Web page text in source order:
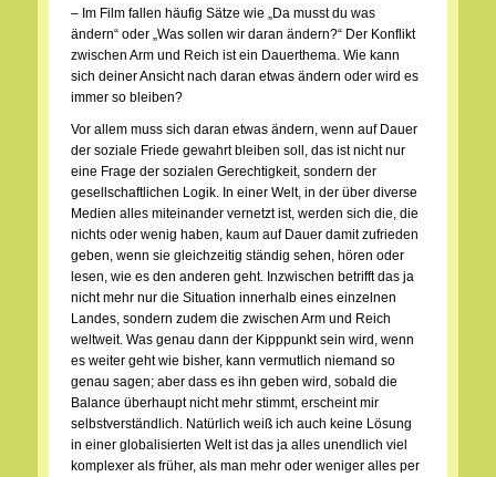
– Im Film fallen häufig Sätze wie „Da musst du was
ändern“ oder „Was sollen wir daran ändern?“ Der Konflikt
zwischen Arm und Reich ist ein Dauerthema. Wie kann
sich deiner Ansicht nach daran etwas ändern oder wird es
immer so bleiben?
Vor allem muss sich daran etwas ändern, wenn auf Dauer
der soziale Friede gewahrt bleiben soll, das ist nicht nur
eine Frage der sozialen Gerechtigkeit, sondern der
gesellschaftlichen Logik. In einer Welt, in der über diverse
Medien alles miteinander vernetzt ist, werden sich die, die
nichts oder wenig haben, kaum auf Dauer damit zufrieden
geben, wenn sie gleichzeitig ständig sehen, hören oder
lesen, wie es den anderen geht. Inzwischen betrifft das ja
nicht mehr nur die Situation innerhalb eines einzelnen
Landes, sondern zudem die zwischen Arm und Reich
weltweit. Was genau dann der Kipppunkt sein wird, wenn
es weiter geht wie bisher, kann vermutlich niemand so
genau sagen; aber dass es ihn geben wird, sobald die
Balance überhaupt nicht mehr stimmt, erscheint mir
selbstverständlich. Natürlich weiß ich auch keine Lösung
in einer globalisierten Welt ist das ja alles unendlich viel
komplexer als früher, als man mehr oder weniger alles per